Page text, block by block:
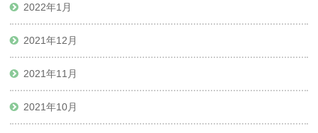
2022年1月
2021年12月
2021年11月
2021年10月